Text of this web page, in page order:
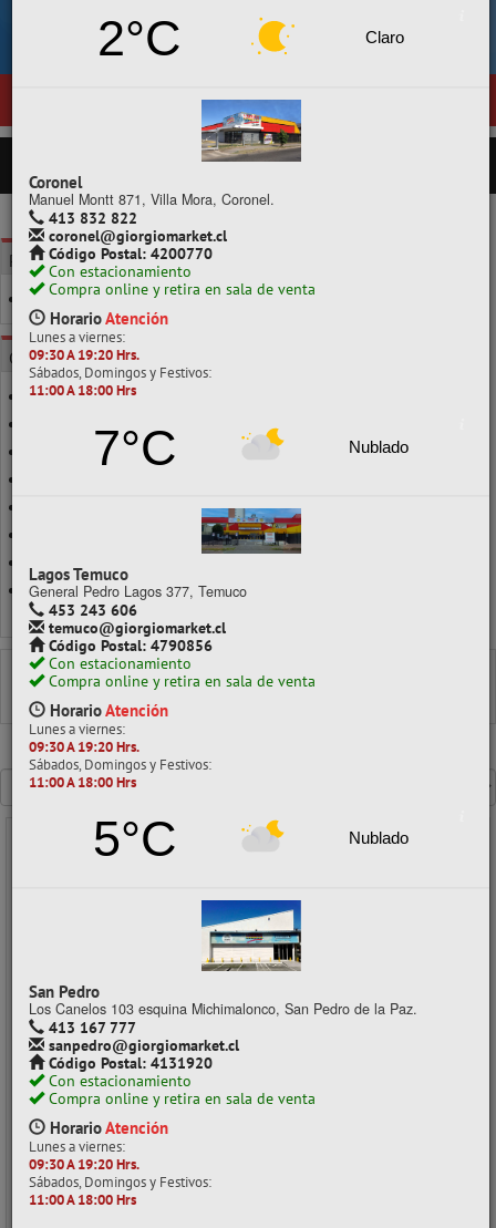
, ubicada en General Pedro Lagos 377, entre calles
2°C Claro
Coronel
Manuel Montt 871, Villa Mora, Coronel.
413 832 822
coronel@giorgiomarket.cl
Código Postal: 4200770
Con estacionamiento
Compra online y retira en sala de venta
HorarioAtención
Lunes a viernes:
09:30 A 19:20 Hrs.
Sábados, Domingos y Festivos:
11:00 A 18:00 Hrs
7°C Nublado
Lagos Temuco
General Pedro Lagos 377, Temuco
453 243 606
temuco@giorgiomarket.cl
Código Postal: 4790856
Con estacionamiento
Compra online y retira en sala de venta
HorarioAtención
Lunes a viernes:
09:30 A 19:20 Hrs.
Sábados, Domingos y Festivos:
11:00 A 18:00 Hrs
5°C Nublado
San Pedro
Los Canelos 103 esquina Michimalonco, San Pedro de la Paz.
413 167 777
sanpedro@giorgiomarket.cl
Código Postal: 4131920
Con estacionamiento
Compra online y retira en sala de venta
HorarioAtención
Lunes a viernes:
09:30 A 19:20 Hrs.
Sábados, Domingos y Festivos:
11:00 A 18:00 Hrs
PRODUCTOS
POR CLASE
MANUAL
CATEGORÍAS
DISPENSADOR DE ALCOHOL GEL
DISPENSADOR DE CLIP
DISPENSADOR DE PAPEL HIGIÉNICO
DISPENSADOR DE SERVILLETAS
DISPENSADOR MAGIC CLIP
Ver todo en Dispensador
DISPENSADOR
DISPENSADOR DE PAPEL HIGIÉNICO
Mostrando un máximo de 40 resultados por página
DISPENSADOR PAPEL HIGIENICO JUMBO ACRILICO 91507 ELITE
CÓDIGO: 05045488
Despacho a domicilio (Stock: 11)
Retiro en tienda (Stock: 2)